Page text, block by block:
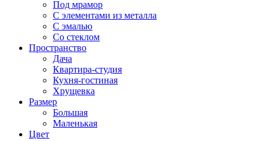
Под мрамор
С элементами из металла
С эмалью
Со стеклом
Пространство
Дача
Квартира-студия
Кухня-гостиная
Хрущевка
Размер
Большая
Маленькая
Цвет